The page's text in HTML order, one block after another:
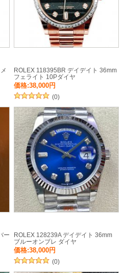
ROLEX 118395BR デイデイト 36mm
フェライト 10Pダイヤ
価格:38,000円
(0)
ー
ROLEX 128239A デイデイト 36mm
ブルーオンブレ ダイヤ
価格:38,000円
(0)